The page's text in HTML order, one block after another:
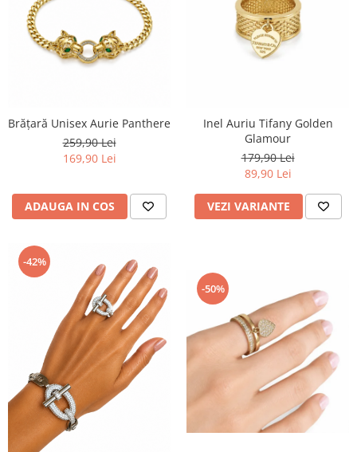
Brățară Unisex Aurie Panthere
259,90 Lei
169,90 Lei
ADAUGA IN COS
Inel Auriu Tifany Golden
Glamour
179,90 Lei
89,90 Lei
VEZI VARIANTE
-42%
-50%